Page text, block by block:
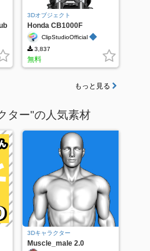
3Dオブジェクト
Honda CB1000F
ClipStudioOfficial ◆
3,837
無料
もっと見る
ター"の人気素材
3Dキャラクター
Muscle_male 2.0